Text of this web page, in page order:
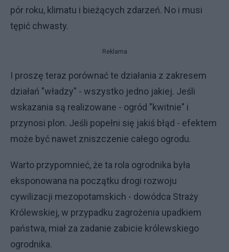
pór roku, klimatu i bieżących zdarzeń. No i musi
tępić chwasty.
Reklama
I proszę teraz porównać te działania z zakresem
działań "władzy" - wszystko jedno jakiej. Jeśli
wskazania są realizowane - ogród "kwitnie" i
przynosi plon. Jeśli popełni się jakiś błąd - efektem
może być nawet zniszczenie całego ogrodu.
Warto przypomnieć, że ta rola ogrodnika była
eksponowana na początku drogi rozwoju
cywilizacji mezopotamskich - dowódca Straży
Królewskiej, w przypadku zagrożenia upadkiem
państwa, miał za zadanie zabicie królewskiego
ogrodnika.